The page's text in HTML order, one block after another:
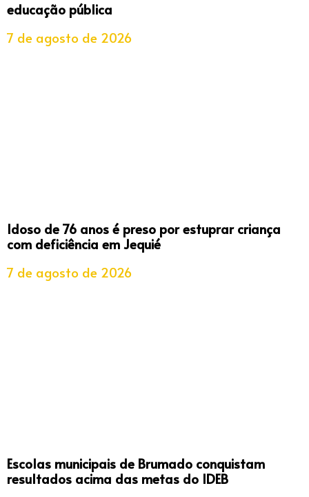
educação pública
7 de agosto de 2026
Idoso de 76 anos é preso por estuprar criança
com deficiência em Jequié
7 de agosto de 2026
Escolas municipais de Brumado conquistam
resultados acima das metas do IDEB